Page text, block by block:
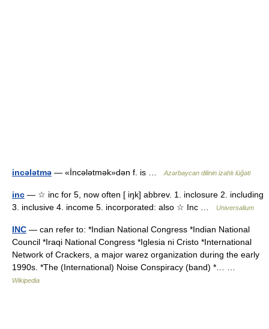
incələtmə — «İncələtmək»dən f. is … Azərbaycan dilinin izahlı lüğəti
inc — ☆ inc for 5, now often [ iŋk] abbrev. 1. inclosure 2. including
3. inclusive 4. income 5. incorporated: also ☆ Inc …
Universalium
INC — can refer to: *Indian National Congress *Indian National
Council *Iraqi National Congress *Iglesia ni Cristo *International
Network of Crackers, a major warez organization during the early
1990s. *The (International) Noise Conspiracy (band) *… …
Wikipedia